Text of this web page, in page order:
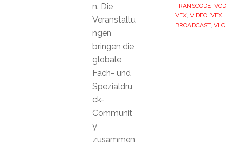
TRANSCODE, VCD,
VFX, VIDEO, VFX,
BROADCAST, VLC
n. Die
Veranstaltu
ngen
bringen die
globale
Fach- und
Spezialdru
ck-
Communit
y
zusammen